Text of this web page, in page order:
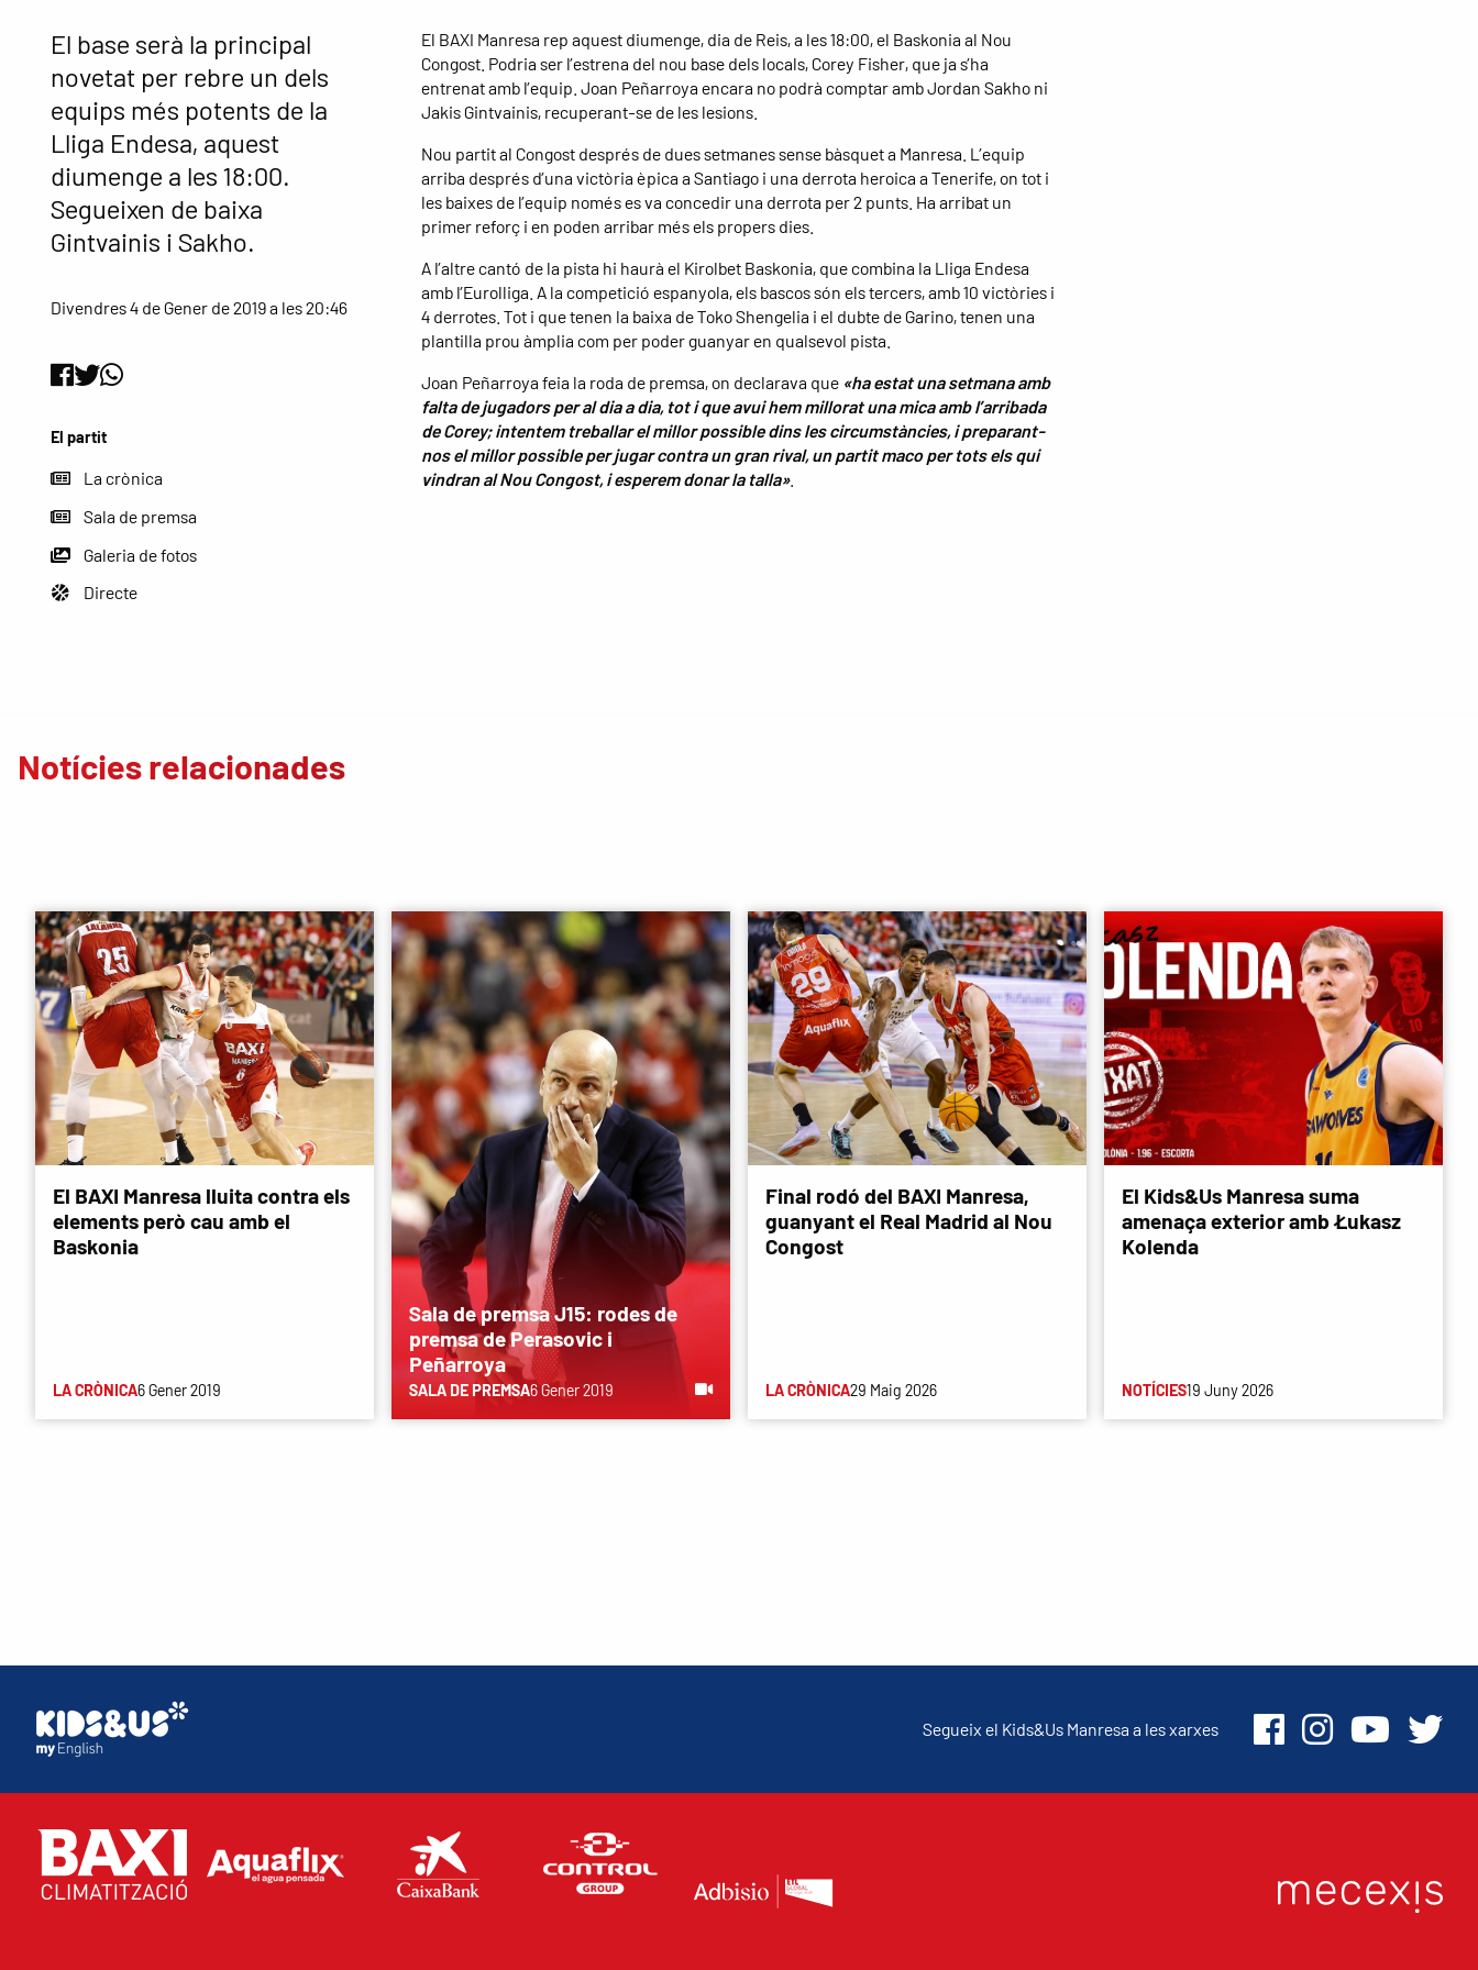
El base serà la principal
novetat per rebre un dels
equips més potents de la
Lliga Endesa, aquest
diumenge a les 18:00.
Segueixen de baixa
Gintvainis i Sakho.
Divendres 4 de Gener de 2019 a les 20:46
El partit
La crònica
Sala de premsa
Galeria de fotos
Directe
El BAXI Manresa rep aquest diumenge, dia de Reis, a les 18:00, el Baskonia al Nou
Congost. Podria ser l’estrena del nou base dels locals, Corey Fisher, que ja s’ha
entrenat amb l’equip. Joan Peñarroya encara no podrà comptar amb Jordan Sakho ni
Jakis Gintvainis, recuperant-se de les lesions.
Nou partit al Congost després de dues setmanes sense bàsquet a Manresa. L’equip
arriba després d’una victòria èpica a Santiago i una derrota heroica a Tenerife, on tot i
les baixes de l’equip només es va concedir una derrota per 2 punts. Ha arribat un
primer reforç i en poden arribar més els propers dies.
A l’altre cantó de la pista hi haurà el Kirolbet Baskonia, que combina la Lliga Endesa
amb l’Eurolliga. A la competició espanyola, els bascos són els tercers, amb 10 victòries i
4 derrotes. Tot i que tenen la baixa de Toko Shengelia i el dubte de Garino, tenen una
plantilla prou àmplia com per poder guanyar en qualsevol pista.
Joan Peñarroya feia la roda de premsa, on declarava que «ha estat una setmana amb
falta de jugadors per al dia a dia, tot i que avui hem millorat una mica amb l’arribada
de Corey; intentem treballar el millor possible dins les circumstàncies, i preparant-
nos el millor possible per jugar contra un gran rival, un partit maco per tots els qui
vindran al Nou Congost, i esperem donar la talla».
Notícies relacionades
El BAXI Manresa lluita contra els
elements però cau amb el
Baskonia
LA CRÒNICA6 Gener 2019
Sala de premsa J15: rodes de
premsa de Perasovic i
Peñarroya
SALA DE PREMSA6 Gener 2019
Final rodó del BAXI Manresa,
guanyant el Real Madrid al Nou
Congost
LA CRÒNICA29 Maig 2026
El Kids&Us Manresa suma
amenaça exterior amb Łukasz
Kolenda
NOTÍCIES19 Juny 2026
Segueix el Kids&Us Manresa a les xarxes